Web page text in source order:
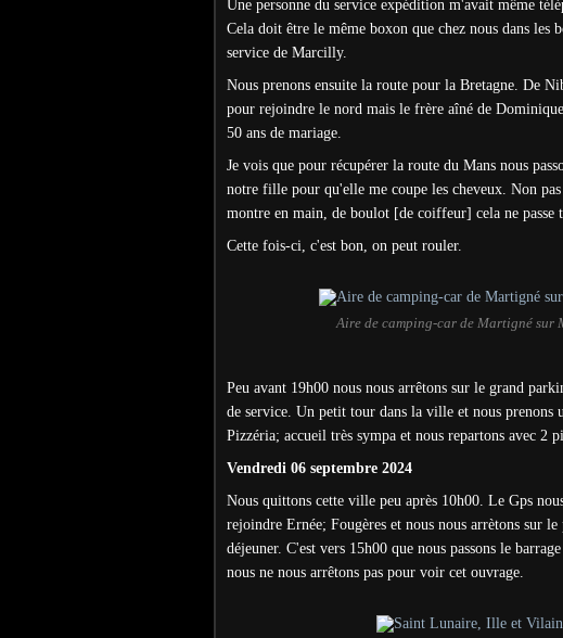
Une personne du service expédition m'avait même
Cela doit être le même boxon que chez nous dans les
service de Marcilly.
Nous prenons ensuite la route pour la Bretagne. De
pour rejoindre le nord mais le frère aîné de
50 ans de mariage.
Je vois que pour récupérer la route du Mans nous
notre fille pour qu'elle me coupe les cheveux. Non
montre en main, de boulot [de coiffeur] cela ne passe
Cette fois-ci, c'est bon, on peut rouler.
Aire de camping-car de Martigné sur
Peu avant 19h00 nous nous arrêtons sur le grand
de service. Un petit tour dans la ville et nous prenons
Pizzéria; accueil très sympa et nous repartons avec 2
Vendredi 06 septembre 2024
Nous quittons cette ville peu après 10h00. Le Gps
rejoindre Ernée; Fougères et nous nous arrètons sur le
déjeuner. C'est vers 15h00 que nous passons le
nous ne nous arrêtons pas pour voir cet ouvrage.